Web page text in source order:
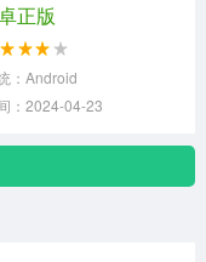
正版
：Android
：2024-04-23